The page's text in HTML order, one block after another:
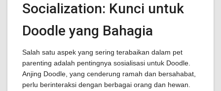
Socialization: Kunci untuk
Doodle yang Bahagia
Salah satu aspek yang sering terabaikan dalam pet
parenting adalah pentingnya sosialisasi untuk Doodle.
Anjing Doodle, yang cenderung ramah dan bersahabat,
perlu berinteraksi dengan berbagai orang dan hewan.